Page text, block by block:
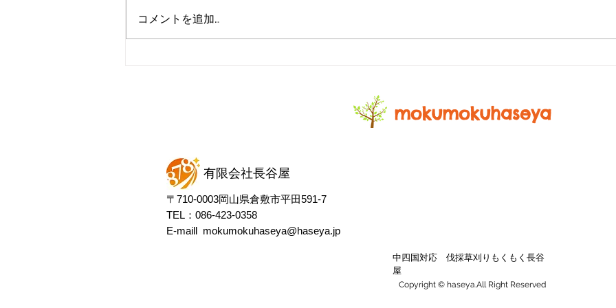
ド
コメントを追加…
mokumokuhaseya
有限会社長谷屋
​〒710-0003岡山県倉敷市平田591-7
TEL：086-423-0358
E-maill mokumokuhaseya@haseya.jp
中四国対応 伐採草刈りもくもく長谷
屋
Copyright © haseya.All Right Reserved